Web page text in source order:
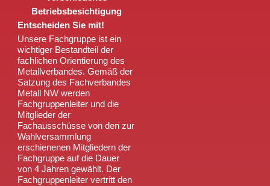
Betriebsbesichtigung
Entscheiden Sie mit!
Unsere Fachgruppe ist ein
wichtiger Bestandteil der
fachlichen Orientierung des
Metallverbandes. Gemäß der
Satzung des Fachverbandes
Metall NW werden
Fachgruppenleiter und die
Mitglieder der
Fachausschüsse von den zur
Wahlversammlung
erschienenen Mitgliedern der
Fachgruppe auf die Dauer
von 4 Jahren gewählt. Der
Fachgruppenleiter vertritt den